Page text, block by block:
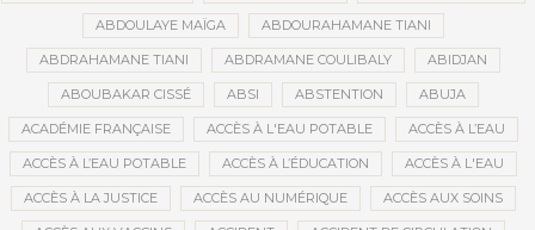
ABDOULAYE MAÏGA ABDOURAHAMANE TIANI
ABDRAHAMANE TIANI ABDRAMANE COULIBALY ABIDJAN
ABOUBAKAR CISSÉ ABSI ABSTENTION ABUJA
ACADÉMIE FRANÇAISE ACCÈS À L'EAU POTABLE ACCÈS À L’EAU
ACCÈS À L’EAU POTABLE ACCÈS À L’ÉDUCATION ACCÈS À L'EAU
ACCÈS À LA JUSTICE ACCÈS AU NUMÉRIQUE ACCÈS AUX SOINS